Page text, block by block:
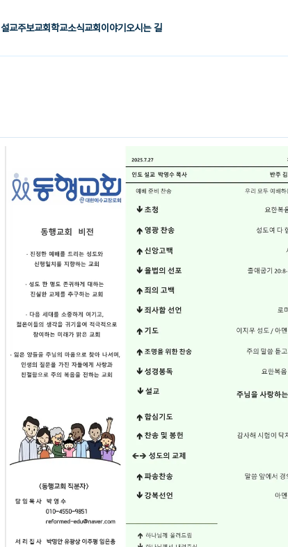
설교주보교회학교소식교회이야기 오시는 길